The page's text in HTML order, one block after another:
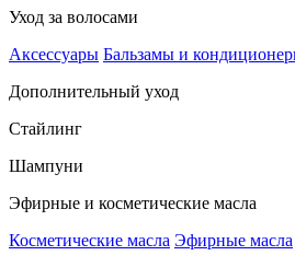
Уход за волосами
Аксессуары Бальзамы и
Дополнительный уход
Стайлинг
Шампуни
Эфирные и косметические масла
Косметические масла Эфирные масла